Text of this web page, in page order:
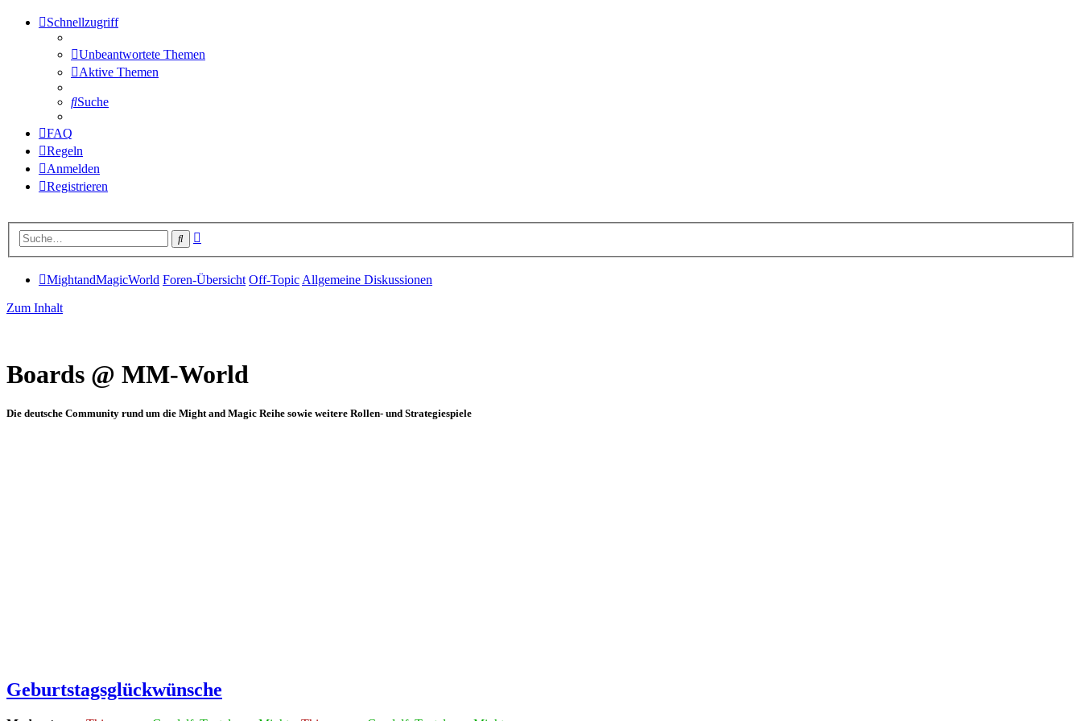
Schnellzugriff
Unbeantwortete Themen
Aktive Themen
Suche
FAQ
Regeln
Anmelden
Registrieren
Suche
MightandMagicWorld Foren-Übersicht Off-Topic Allgemeine Diskussionen
Zum Inhalt
Boards @ MM-World
Die deutsche Community rund um die Might and Magic Reihe sowie weitere Rollen- und Strategiespiele
Geburtstagsglückwünsche